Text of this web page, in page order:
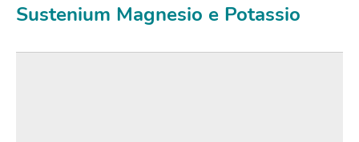
Sustenium Magnesio e Potassio